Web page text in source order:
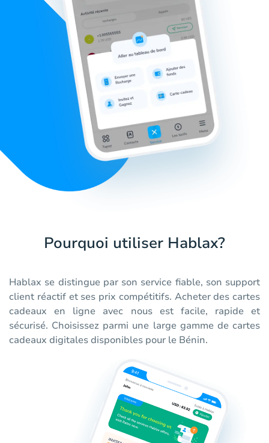
Pourquoi utiliser Hablax?
Hablax se distingue par son service fiable, son support
client réactif et ses prix compétitifs. Acheter des cartes
cadeaux en ligne avec nous est facile, rapide et
sécurisé. Choisissez parmi une large gamme de cartes
cadeaux digitales disponibles pour le Bénin.